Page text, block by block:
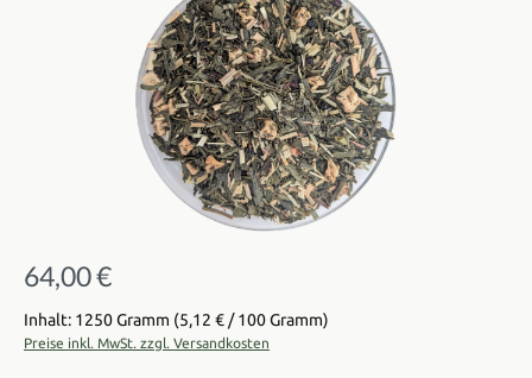
Regulärer Preis:
64,00 €
Inhalt: 1250 Gramm (5,12 € / 100 Gramm)
Preise inkl. MwSt. zzgl. Versandkosten